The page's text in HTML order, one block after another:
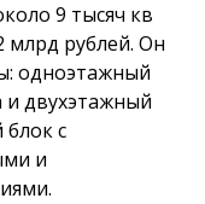
9 тысяч кв
рублей. Он
одноэтажный
и двухэтажный
с
и